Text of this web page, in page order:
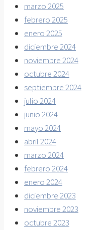
marzo 2025
febrero 2025
enero 2025
diciembre 2024
noviembre 2024
octubre 2024
septiembre 2024
julio 2024
junio 2024
mayo 2024
abril 2024
marzo 2024
febrero 2024
enero 2024
diciembre 2023
noviembre 2023
octubre 2023